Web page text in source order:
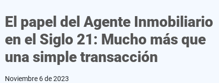
El papel del Agente Inmobiliario
en el Siglo 21: Mucho más que
una simple transacción
Noviembre 6 de 2023